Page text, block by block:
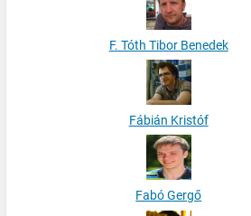
F. Tóth Tibor Benedek
Fábián Kristóf
Fabó Gergő